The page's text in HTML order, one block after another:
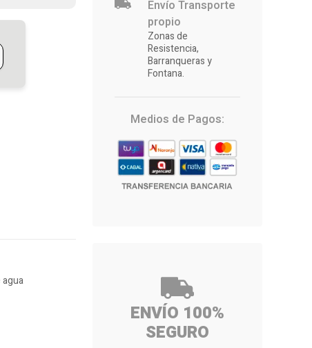
Envío Transporte
propio
Zonas de
Resistencia,
Barranqueras y
Fontana.
Medios de Pagos:
ENVÍO 100%
SEGURO